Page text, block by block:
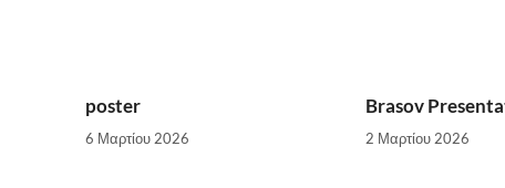
poster
6 Μαρτίου 2026
Brasov
2 Μαρτίου 2026